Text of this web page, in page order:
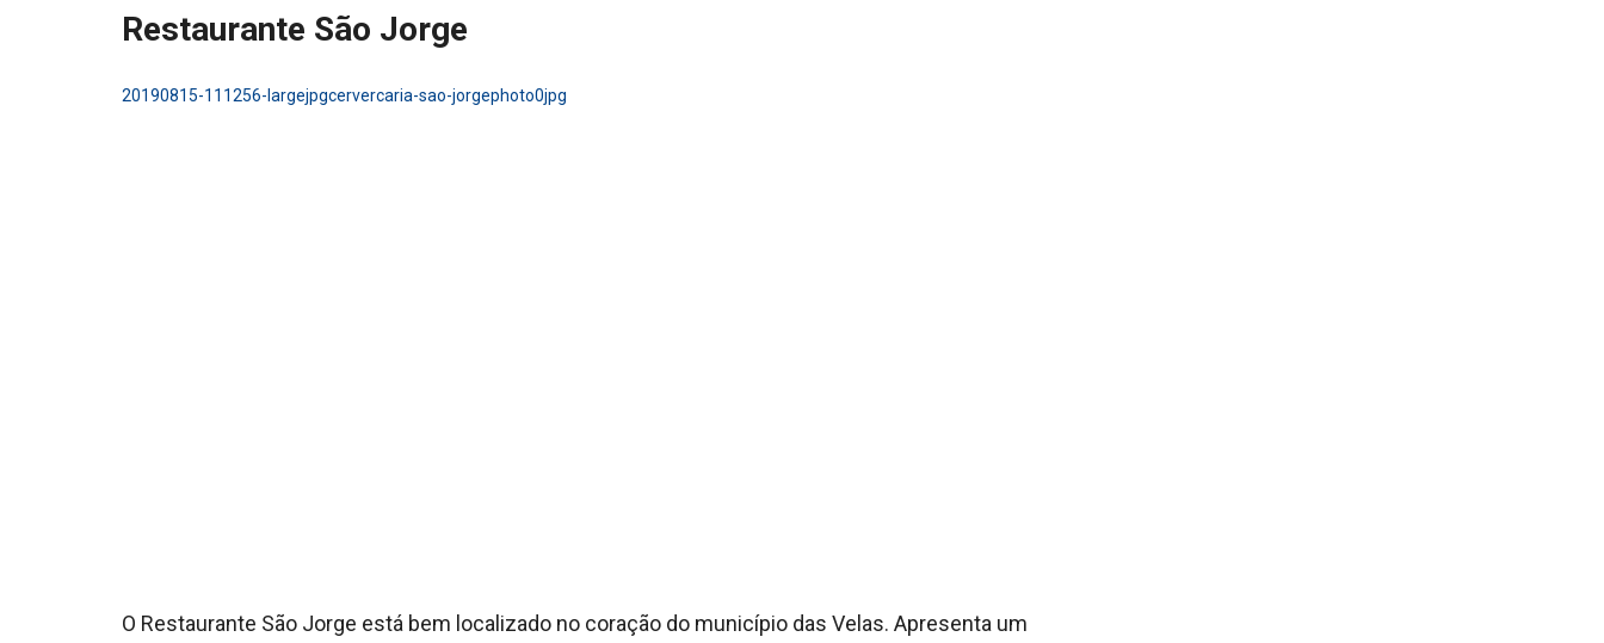
Restaurante São Jorge
20190815-111256-largejpgcervercaria-sao-jorgephoto0jpg
O Restaurante São Jorge está bem localizado no coração do município das Velas. Apresenta um